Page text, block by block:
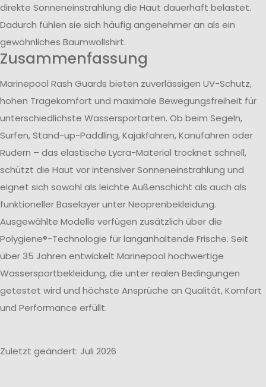
direkte Sonneneinstrahlung die Haut dauerhaft belastet.
Dadurch fühlen sie sich häufig angenehmer an als ein
gewöhnliches Baumwollshirt.
Zusammenfassung
Marinepool Rash Guards bieten zuverlässigen UV-Schutz,
hohen Tragekomfort und maximale Bewegungsfreiheit für
unterschiedlichste Wassersportarten. Ob beim Segeln,
Surfen, Stand-up-Paddling, Kajakfahren, Kanufahren oder
Rudern – das elastische Lycra-Material trocknet schnell,
schützt die Haut vor intensiver Sonneneinstrahlung und
eignet sich sowohl als leichte Außenschicht als auch als
funktioneller Baselayer unter Neoprenbekleidung.
Ausgewählte Modelle verfügen zusätzlich über die
Polygiene®-Technologie für langanhaltende Frische. Seit
über 35 Jahren entwickelt Marinepool hochwertige
Wassersportbekleidung, die unter realen Bedingungen
getestet wird und höchste Ansprüche an Qualität, Komfort
und Performance erfüllt.
Zuletzt geändert: Juli 2026